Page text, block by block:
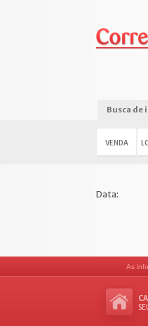
Busca de
VENDA
Data:
As